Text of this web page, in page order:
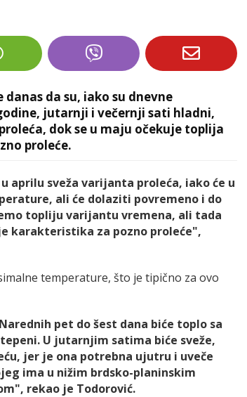
da su, iako su dnevne
jutarnji i večernji sati hladni,
dok se u maju očekuje toplija
proleće.
aprilu sveža varijanta proleća, iako će u
ali će dolaziti povremeno i do
topliju varijantu vremena, ali tada
karakteristika za pozno proleće",
temperature, što je tipično za ovo
pet do šest dana biće toplo sa
U jutarnjim satima biće sveže,
jer je ona potrebna ujutru i uveče
ima u nižim brdsko-planinskim
rekao je Todorović.